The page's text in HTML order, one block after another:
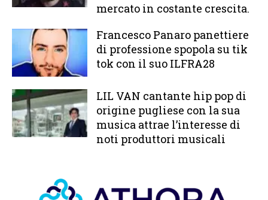
mercato in costante crescita.
Francesco Panaro panettiere
di professione spopola su tik
tok con il suo ILFRA28
LIL VAN cantante hip pop di
origine pugliese con la sua
musica attrae l’interesse di
noti produttori musicali